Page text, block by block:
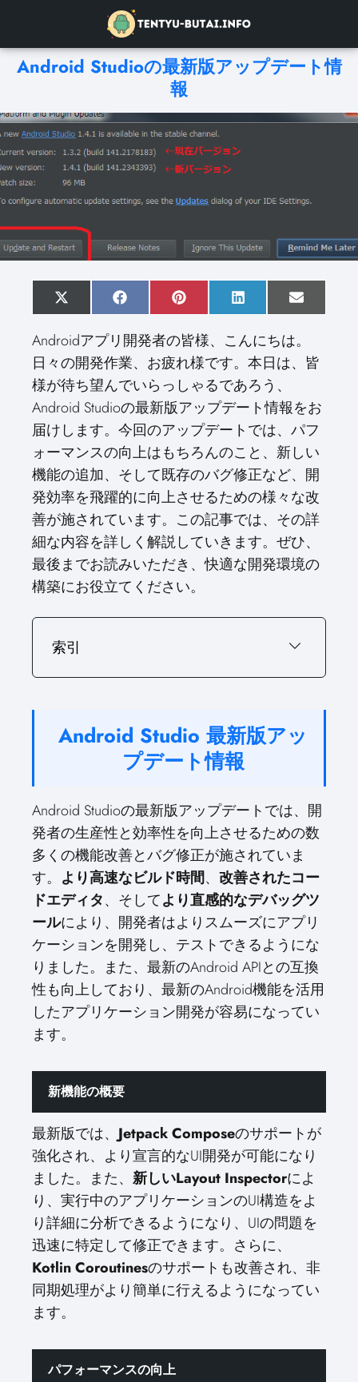
Android Studioの最新版アップデート情
報
S
h
r
e
o
n
X
(
w
i
t
t
e
r
)
S
h
r
e
o
n
F
a
e
b
o
o
k
S
h
r
e
o
P
i
t
e
r
s
t
S
h
r
e
o
L
i
k
e
d
n
S
h
e
o
E
m
Androidアプリ開発者の皆様、こんにちは。
日々の開発作業、お疲れ様です。本日は、皆
様が待ち望んでいらっしゃるであろう、
Android Studioの最新版アップデート情報をお
届けします。今回のアップデートでは、パフ
ォーマンスの向上はもちろんのこと、新しい
機能の追加、そして既存のバグ修正など、開
発効率を飛躍的に向上させるための様々な改
善が施されています。この記事では、その詳
細な内容を詳しく解説していきます。ぜひ、
最後までお読みいただき、快適な開発環境の
構築にお役立てください。
索引
Android Studio 最新版アッ
プデート情報
Android Studioの最新版アップデートでは、開
発者の生産性と効率性を向上させるための数
多くの機能改善とバグ修正が施されていま
す。 より高速なビルド時間、 改善されたコー
ドエディタ、そしてより直感的なデバッグツ
ールにより、開発者はよりスムーズにアプリ
ケーションを開発し、テストできるようにな
りました。また、最新のAndroid APIとの互換
性も向上しており、最新のAndroid機能を活用
したアプリケーション開発が容易になってい
ます。
新機能の概要
最新版では、 Jetpack Composeのサポートが
強化され、より宣言的なUI開発が可能になり
ました。また、 新しいLayout Inspectorによ
り、実行中のアプリケーションのUI構造をよ
り詳細に分析できるようになり、UIの問題を
迅速に特定して修正できます。さらに、
Kotlin Coroutinesのサポートも改善され、非
同期処理がより簡単に行えるようになってい
ます。
パフォーマンスの向上